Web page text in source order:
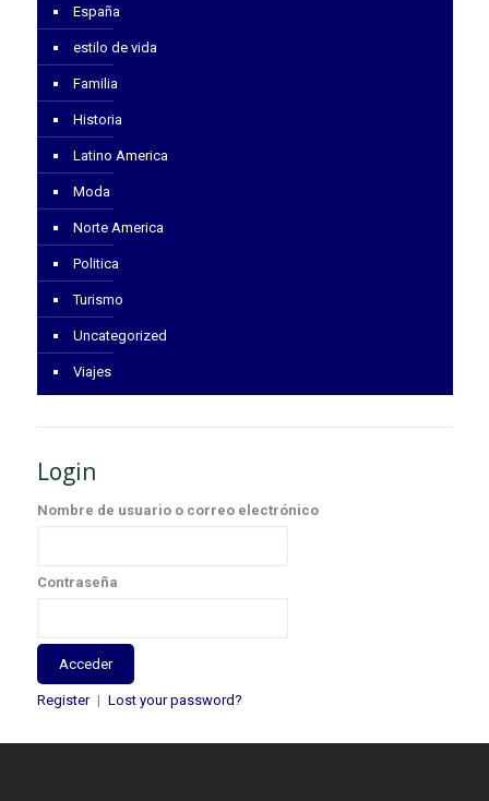
España
estilo de vida
Familia
Historia
Latino America
Moda
Norte America
Politica
Turismo
Uncategorized
Viajes
Login
Nombre de usuario o correo electrónico
Contraseña
Register | Lost your password?